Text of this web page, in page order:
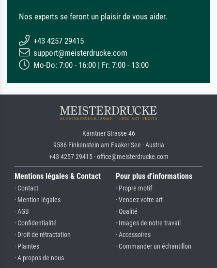
Nos experts se feront un plaisir de vous aider.
+43 4257 29415
support@meisterdrucke.com
Mo-Do: 7:00 - 16:00 | Fr: 7:00 - 13:00
Kärntner Strasse 46
9586 Finkenstein am Faaker See · Austria
+43 4257 29415 · office@meisterdrucke.com
Mentions légales & Contact
· Contact
· Mention légales
· AGB
· Confidentialité
· Droit de rétractation
· Plaintes
· A propos de nous
Pour plus d'informations
· Propre motif
· Vendez votre art
· Qualité
· Images de notre travail
· Accessoires
· Commander un échantillon